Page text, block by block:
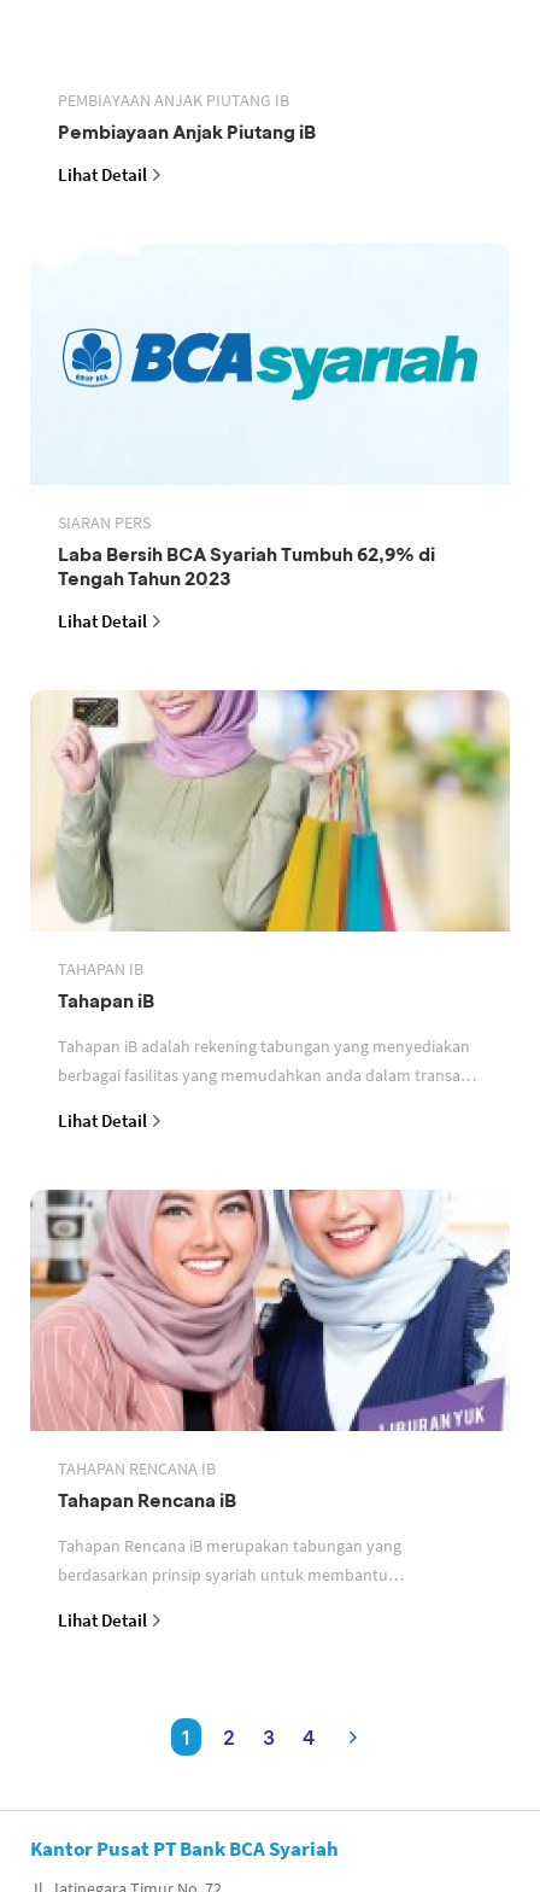
PEMBIAYAAN ANJAK PIUTANG IB
Pembiayaan Anjak Piutang iB
Lihat Detail
SIARAN PERS
Laba Bersih BCA Syariah Tumbuh 62,9% di
Tengah Tahun 2023
Lihat Detail
TAHAPAN IB
Tahapan iB
Tahapan iB adalah rekening tabungan yang menyediakan
berbagai fasilitas yang memudahkan anda dalam transaksi
Lihat Detail
TAHAPAN RENCANA IB
Tahapan Rencana iB
Tahapan Rencana iB merupakan tabungan yang
berdasarkan prinsip syariah untuk membantu
Lihat Detail
1 2 3 4
Kantor Pusat PT Bank BCA Syariah